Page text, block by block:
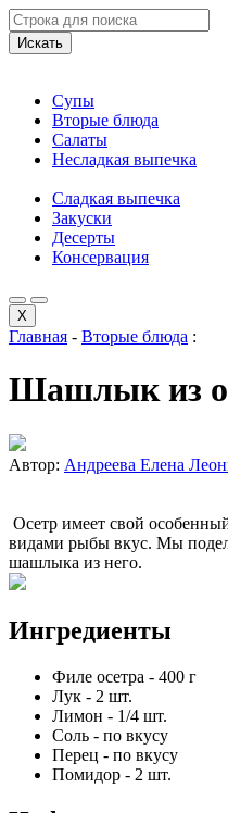
Искать
Супы
Вторые блюда
Салаты
Несладкая выпечка
Сладкая выпечка
Закуски
Десерты
Консервация
X
Главная - Вторые блюда :
Шашлык из
Автор: Андреева Елена
Осетр имеет свой
видами рыбы вкус. Мы
шашлыка из него.
Ингредиенты
Филе осетра - 400 г
Лук - 2 шт.
Лимон - 1/4 шт.
Соль - по вкусу
Перец - по вкусу
Помидор - 2 шт.